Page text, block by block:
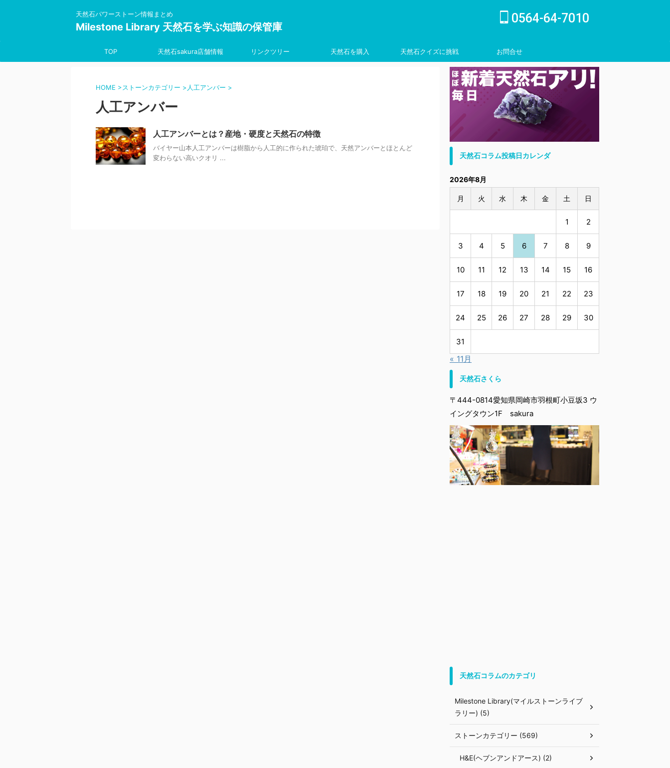
天然石パワーストーン情報まとめ
Milestone Library 天然石を学ぶ知識の保管庫
0564-64-7010
TOP 天然石sakura店舗情報 リンクツリー 天然石を購入 天然石クイズに挑戦 お問合せ
inquiry
HOME >ストーンカテゴリー > 人工アンバー >
人工アンバー
人工アンバーとは？産地・硬度と天然石の特徴
バイヤー山本人工アンバーは樹脂から人工的に作られた琥珀で、天然アンバーとほとんど
変わらない高いクオリ ...
天然石コラム投稿日カレンダ
2026年8月
月 火 水 木 金 土 日
1 2
3 4 5 6 7 8 9
10 11 12 13 14 15 16
17 18 19 20 21 22 23
24 25 26 27 28 29 30
31
« 11月
天然石さくら
〒444-0814愛知県岡崎市羽根町小豆坂3 ウ
イングタウン1F sakura
天然石コラムのカテゴリ
Milestone Library(マイルストーンライブ
ラリー) (5)
ストーンカテゴリー (569)
H&E(ヘブンアンドアース) (2)